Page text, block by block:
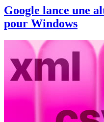
Google lance une
pour Windows